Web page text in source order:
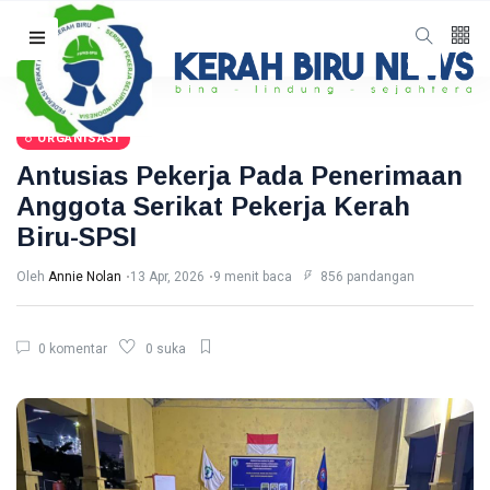
Follow us
65K
12
Kategori
Organisasi
ORGANISASI
Antusias Pekerja Pada Penerimaan
Anggota Serikat Pekerja Kerah
Biru-SPSI
Oleh Annie Nolan 13 Apr, 2026 9 menit baca 856 pandangan
0 komentar 0 suka